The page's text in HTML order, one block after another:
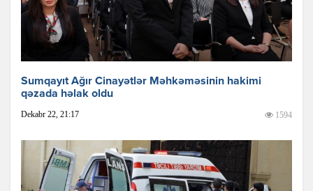
Sumqayıt Ağır Cinayətlər Məhkəməsinin hakimi
qəzada həlak oldu
Dekabr 22, 21:17 1594